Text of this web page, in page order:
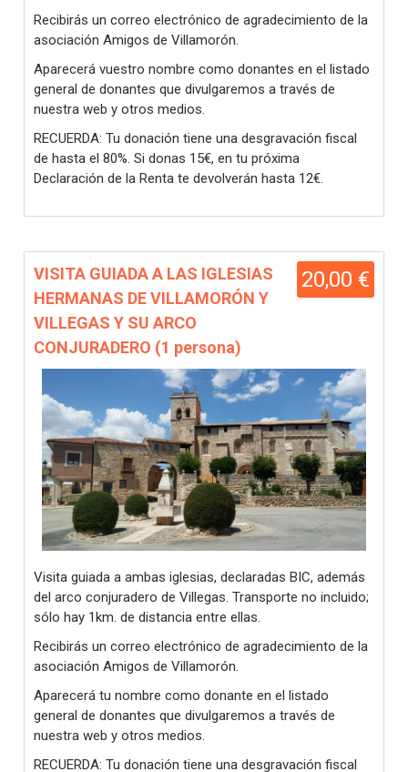
Recibirás un correo electrónico de agradecimiento de la
asociación Amigos de Villamorón.
Aparecerá vuestro nombre como donantes en el listado
general de donantes que divulgaremos a través de
nuestra web y otros medios.
RECUERDA: Tu donación tiene una desgravación fiscal
de hasta el 80%. Si donas 15€, en tu próxima
Declaración de la Renta te devolverán hasta 12€.
20,00 €
VISITA GUIADA A LAS IGLESIAS
HERMANAS DE VILLAMORÓN Y
VILLEGAS Y SU ARCO
CONJURADERO (1 persona)
Visita guiada a ambas iglesias, declaradas BIC, además
del arco conjuradero de Villegas. Transporte no incluido;
sólo hay 1km. de distancia entre ellas.
Recibirás un correo electrónico de agradecimiento de la
asociación Amigos de Villamorón.
Aparecerá tu nombre como donante en el listado
general de donantes que divulgaremos a través de
nuestra web y otros medios.
RECUERDA: Tu donación tiene una desgravación fiscal